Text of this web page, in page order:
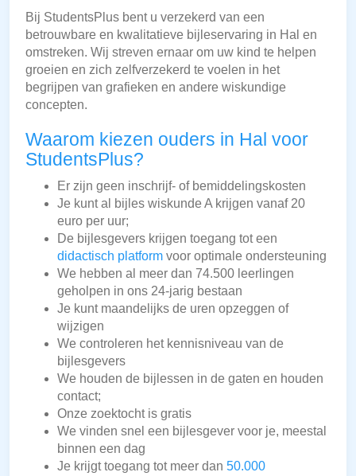
Bij StudentsPlus bent u verzekerd van een
betrouwbare en kwalitatieve bijleservaring in Hal en
omstreken. Wij streven ernaar om uw kind te helpen
groeien en zich zelfverzekerd te voelen in het
begrijpen van grafieken en andere wiskundige
concepten.
Waarom kiezen ouders in Hal voor
StudentsPlus?
Er zijn geen inschrijf- of bemiddelingskosten
Je kunt al bijles wiskunde A krijgen vanaf 20
euro per uur;
De bijlesgevers krijgen toegang tot een
didactisch platform voor optimale ondersteuning
We hebben al meer dan 74.500 leerlingen
geholpen in ons 24-jarig bestaan
Je kunt maandelijks de uren opzeggen of
wijzigen
We controleren het kennisniveau van de
bijlesgevers
We houden de bijlessen in de gaten en houden
contact;
Onze zoektocht is gratis
We vinden snel een bijlesgever voor je, meestal
binnen een dag
Je krijgt toegang tot meer dan 50.000